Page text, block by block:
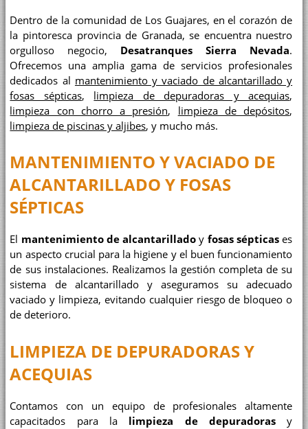
Dentro de la comunidad de Los Guajares, en el corazón de
la pintoresca provincia de Granada, se encuentra nuestro
orgulloso negocio, Desatranques Sierra Nevada.
Ofrecemos una amplia gama de servicios profesionales
dedicados al mantenimiento y vaciado de alcantarillado y
fosas sépticas, limpieza de depuradoras y acequias,
limpieza con chorro a presión, limpieza de depósitos,
limpieza de piscinas y aljibes, y mucho más.
MANTENIMIENTO Y VACIADO DE
ALCANTARILLADO Y FOSAS
SÉPTICAS
El mantenimiento de alcantarillado y fosas sépticases
un aspecto crucial para la higiene y el buen funcionamiento
de sus instalaciones. Realizamos la gestión completa de su
sistema de alcantarillado y aseguramos su adecuado
vaciado y limpieza, evitando cualquier riesgo de bloqueo o
de deterioro.
LIMPIEZA DE DEPURADORAS Y
ACEQUIAS
Contamos con un equipo de profesionales altamente
capacitados para la
limpieza de depuradorasy